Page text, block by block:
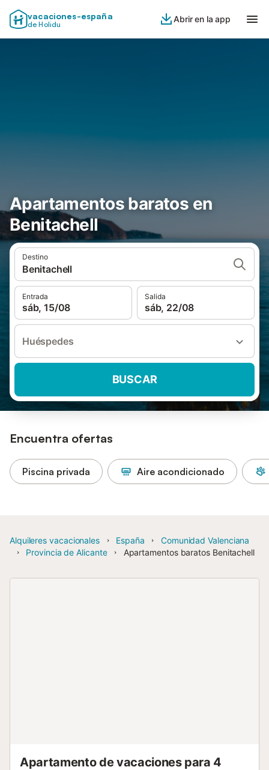
vacaciones-españa
de Holidu
Abrir en la app
Apartamentos baratos en
Benitachell
Destino
Benitachell
Entrada
sáb, 15/08
Salida
sáb, 22/08
Huéspedes
BUSCAR
Encuentra ofertas
Piscina privada Aire acondicionado
Alquileres vacacionales España
Comunidad Valenciana
Provincia de Alicante
Apartamentos baratos Benitachell
Apartamento de vacaciones para 4